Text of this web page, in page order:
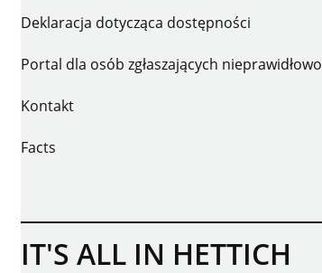
Deklaracja dotycząca dostępności
Portal dla osób zgłaszających
Kontakt
Facts
IT'S ALL IN HETTICH